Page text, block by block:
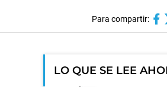
Para compartir:
LO QUE SE LEE